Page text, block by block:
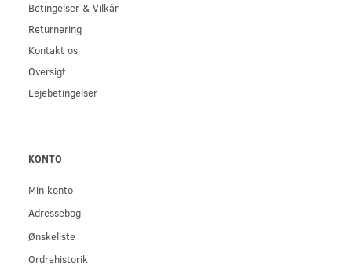
Betingelser & Vilkår
Returnering
Kontakt os
Oversigt
Lejebetingelser
KONTO
Min konto
Adressebog
Ønskeliste
Ordrehistorik